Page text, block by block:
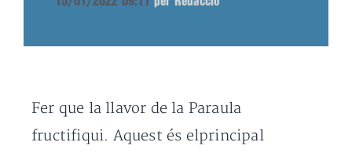
Fer que la llavor de la Paraula
fructifiqui. Aquest és elprincipal